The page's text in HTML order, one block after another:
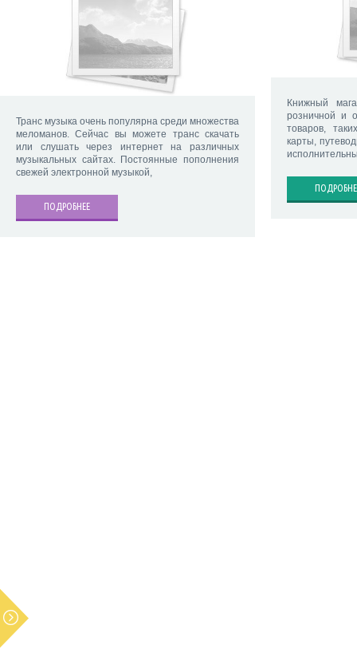
Транс музыка очень популярна среди множества
меломанов. Сейчас вы можете транс скачать
или слушать через интернет на различных
музыкальных сайтах. Постоянные пополнения
свежей электронной музыкой,
ПОДРОБНЕЕ
Книжный
розничной и
товаров,
карты,